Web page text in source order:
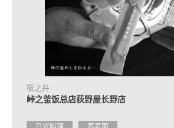
筱之井
峠之釜饭总店荻野屋长野店